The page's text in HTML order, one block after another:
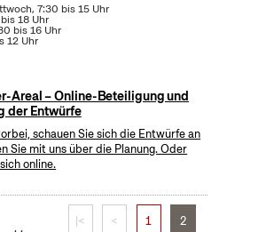
7:30 bis 15 Uhr
18 Uhr
bis 16 Uhr
12 Uhr
Areal – Online-Beteiligung und
der Entwürfe
schauen Sie sich die Entwürfe an
Sie mit uns über die Planung. Oder
online.
|< < 1 2